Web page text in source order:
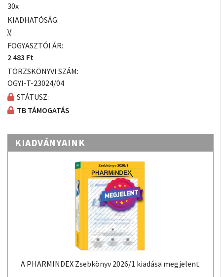
30x
KIADHATÓSÁG:
V
FOGYASZTÓI ÁR:
2 483 Ft
TÖRZSKÖNYVI SZÁM:
OGYI-T-23024/04
STÁTUSZ:
TB TÁMOGATÁS
KIADVÁNYAINK
A PHARMINDEX Zsebkönyv 2026/1 kiadása megjelent.